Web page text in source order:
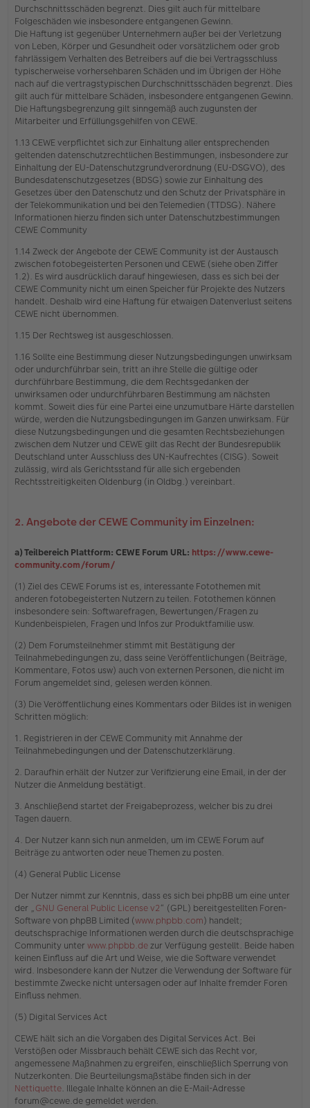
Durchschnittsschäden begrenzt. Dies gilt auch für mittelbare
Folgeschäden wie insbesondere entgangenen Gewinn.
Die Haftung ist gegenüber Unternehmern außer bei der Verletzung
von Leben, Körper und Gesundheit oder vorsätzlichem oder grob
fahrlässigem Verhalten des Betreibers auf die bei Vertragsschluss
typischerweise vorhersehbaren Schäden und im Übrigen der Höhe
nach auf die vertragstypischen Durchschnittsschäden begrenzt. Dies
gilt auch für mittelbare Schäden, insbesondere entgangenen Gewinn.
Die Haftungsbegrenzung gilt sinngemäß auch zugunsten der
Mitarbeiter und Erfüllungsgehilfen von CEWE.
1.13 CEWE verpflichtet sich zur Einhaltung aller entsprechenden
geltenden datenschutzrechtlichen Bestimmungen, insbesondere zur
Einhaltung der EU-Datenschutzgrundverordnung (EU-DSGVO), des
Bundesdatenschutzgesetzes (BDSG) sowie zur Einhaltung des
Gesetzes über den Datenschutz und den Schutz der Privatsphäre in
der Telekommunikation und bei den Telemedien (TTDSG). Nähere
Informationen hierzu finden sich unter Datenschutzbestimmungen
CEWE Community
1.14 Zweck der Angebote der CEWE Community ist der Austausch
zwischen fotobegeisterten Personen und CEWE (siehe oben Ziffer
1.2). Es wird ausdrücklich darauf hingewiesen, dass es sich bei der
CEWE Community nicht um einen Speicher für Projekte des Nutzers
handelt. Deshalb wird eine Haftung für etwaigen Datenverlust seitens
CEWE nicht übernommen.
1.15 Der Rechtsweg ist ausgeschlossen.
1.16 Sollte eine Bestimmung dieser Nutzungsbedingungen unwirksam
oder undurchführbar sein, tritt an ihre Stelle die gültige oder
durchführbare Bestimmung, die dem Rechtsgedanken der
unwirksamen oder undurchführbaren Bestimmung am nächsten
kommt. Soweit dies für eine Partei eine unzumutbare Härte darstellen
würde, werden die Nutzungsbedingungen im Ganzen unwirksam. Für
diese Nutzungsbedingungen und die gesamten Rechtsbeziehungen
zwischen dem Nutzer und CEWE gilt das Recht der Bundesrepublik
Deutschland unter Ausschluss des UN-Kaufrechtes (CISG). Soweit
zulässig, wird als Gerichtsstand für alle sich ergebenden
Rechtsstreitigkeiten Oldenburg (in Oldbg.) vereinbart.
2. Angebote der CEWE Community im Einzelnen:
a) Teilbereich Plattform: CEWE Forum URL: https://www.cewe-
community.com/forum/
(1) Ziel des CEWE Forums ist es, interessante Fotothemen mit
anderen fotobegeisterten Nutzern zu teilen. Fotothemen können
insbesondere sein: Softwarefragen, Bewertungen/Fragen zu
Kundenbeispielen, Fragen und Infos zur Produktfamilie usw.
(2) Dem Forumsteilnehmer stimmt mit Bestätigung der
Teilnahmebedingungen zu, dass seine Veröffentlichungen (Beiträge,
Kommentare, Fotos usw) auch von externen Personen, die nicht im
Forum angemeldet sind, gelesen werden können.
(3) Die Veröffentlichung eines Kommentars oder Bildes ist in wenigen
Schritten möglich:
1. Registrieren in der CEWE Community mit Annahme der
Teilnahmebedingungen und der Datenschutzerklärung.
2. Daraufhin erhält der Nutzer zur Verifizierung eine Email, in der der
Nutzer die Anmeldung bestätigt.
3. Anschließend startet der Freigabeprozess, welcher bis zu drei
Tagen dauern.
4. Der Nutzer kann sich nun anmelden, um im CEWE Forum auf
Beiträge zu antworten oder neue Themen zu posten.
(4) General Public License
Der Nutzer nimmt zur Kenntnis, dass es sich bei phpBB um eine unter
der „GNU General Public License v2“ (GPL) bereitgestellten Foren-
Software von phpBB Limited (www.phpbb.com) handelt;
deutschsprachige Informationen werden durch die deutschsprachige
Community unter www.phpbb.dezur Verfügung gestellt. Beide haben
keinen Einfluss auf die Art und Weise, wie die Software verwendet
wird. Insbesondere kann der Nutzer die Verwendung der Software für
bestimmte Zwecke nicht untersagen oder auf Inhalte fremder Foren
Einfluss nehmen.
(5) Digital Services Act
CEWE hält sich an die Vorgaben des Digital Services Act. Bei
Verstößen oder Missbrauch behält CEWE sich das Recht vor,
angemessene Maßnahmen zu ergreifen, einschließlich Sperrung von
Nutzerkonten. Die Beurteilungsmaßstäbe finden sich in der
Nettiquette. Illegale Inhalte können an die E-Mail-Adresse
forum@cewe.de gemeldet werden.